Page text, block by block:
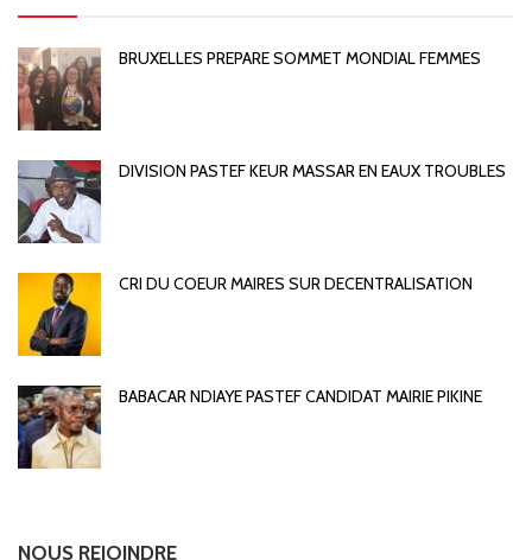
BRUXELLES PREPARE SOMMET MONDIAL FEMMES
DIVISION PASTEF KEUR MASSAR EN EAUX TROUBLES
CRI DU COEUR MAIRES SUR DECENTRALISATION
BABACAR NDIAYE PASTEF CANDIDAT MAIRIE PIKINE
NOUS REJOINDRE